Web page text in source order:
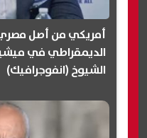
أمريكي من أصل مصري
الديمقراطي في
الشيوخ (انفوجرافيك)